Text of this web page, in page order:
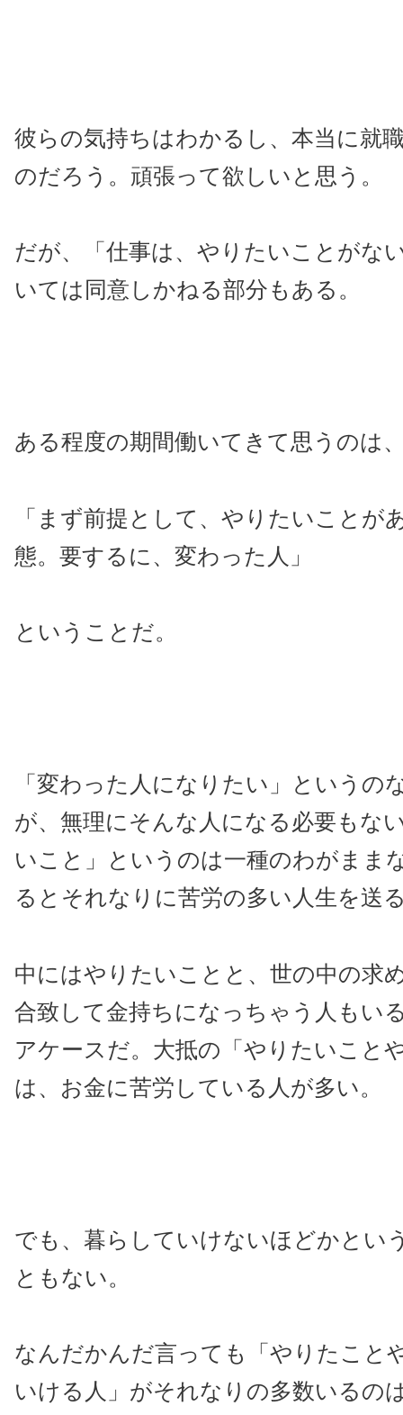
彼らの気持ちはわかるし、本当に就
のだろう。頑張って欲しいと思う。
だが、「仕事は、やりたいことがな
いては同意しかねる部分もある。
ある程度の期間働いてきて思うのは
「まず前提として、やりたいことが
態。要するに、変わった人」
ということだ。
「変わった人になりたい」というの
が、無理にそんな人になる必要もな
いこと」というのは一種のわがまま
るとそれなりに苦労の多い人生を送
中にはやりたいことと、世の中の求
合致して金持ちになっちゃう人もい
アケースだ。大抵の「やりたいこと
は、お金に苦労している人が多い。
でも、暮らしていけないほどかとい
ともない。
なんだかんだ言っても「やりたこと
いける人」がそれなりの多数いるの